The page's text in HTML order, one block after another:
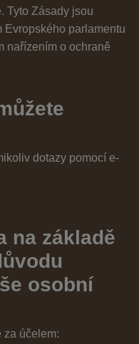
Tyto Zásady jsou
Evropského parlamentu
nařízením o ochraně
dotazy pomocí e-
na základě
osobní
za účelem: